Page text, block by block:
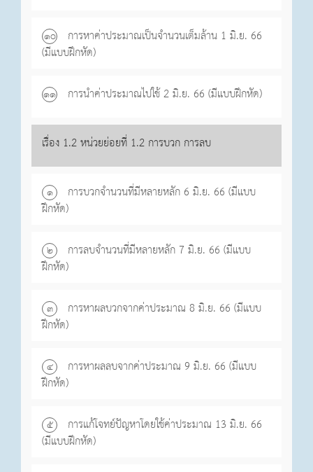
๑o
การหาค่าประมาณเป็นจำนวนเต็มล้าน 1 มิ.ย. 66
(มีแบบฝึกหัด)
๑๑ การนำค่าประมาณไปใช้ 2 มิ.ย. 66 (มีแบบฝึกหัด)
เรื่อง 1.2 หน่วยย่อยที่ 1.2 การบวก การลบ
๑
การบวกจำนวนที่มีหลายหลัก 6 มิ.ย. 66 (มีแบบ
ฝึกหัด)
๒
การลบจำนวนที่มีหลายหลัก 7 มิ.ย. 66 (มีแบบ
ฝึกหัด)
๓
การหาผลบวกจากค่าประมาณ 8 มิ.ย. 66 (มีแบบ
ฝึกหัด)
๔
การหาผลลบจากค่าประมาณ 9 มิ.ย. 66 (มีแบบ
ฝึกหัด)
๕
การแก้โจทย์ปัญหาโดยใช้ค่าประมาณ 13 มิ.ย. 66
(มีแบบฝึกหัด)